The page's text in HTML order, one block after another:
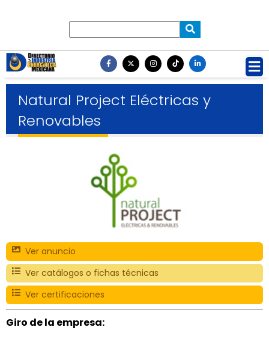
Natural Project Eléctricas y
Renovables
Ver anuncio
Ver catálogos o fichas técnicas
Ver certificaciones
Giro de la empresa: